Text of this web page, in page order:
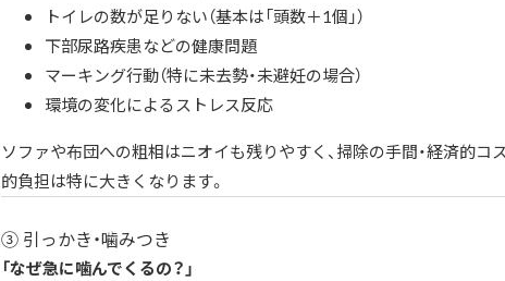
トイレの数が足りない（基本は「頭数＋1個」）
下部尿路疾患などの健康問題
マーキング行動（特に未去勢・未避妊の場合）
環境の変化によるストレス反応
ソファや布団への粗相はニオイも残りやすく、掃除の手間・経済的コ
的負担は特に大きくなります。
③ 引っかき・噛みつき
「なぜ急に噛んでくるの？」